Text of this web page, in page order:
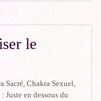
le
Chakra Sexuel,
en dessous du